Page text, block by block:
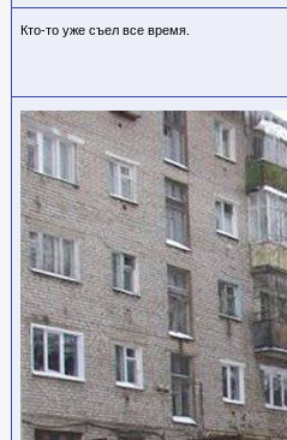
Кто-то уже съел все время.